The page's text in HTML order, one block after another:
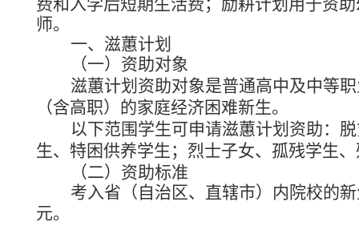
费和入学后短期生活费；励耕计划用于资
师。
一、滋蕙计划
（一）资助对象
滋蕙计划资助对象是普通高中及中等
（含高职）的家庭经济困难新生。
以下范围学生可申请滋蕙计划资助：
生、特困供养学生；烈士子女、孤残学生
（二）资助标准
考入省（自治区、直辖市）内院校的
元。